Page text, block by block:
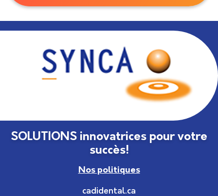
SOLUTIONS innovatrices pour votre
succès!
Nos politiques
cadidental.ca